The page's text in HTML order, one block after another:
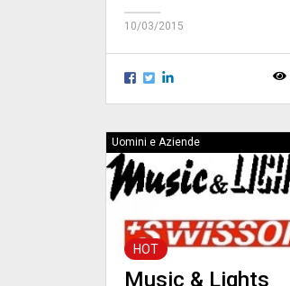
10/03/2015
Uomini e Aziende
HOT
Music & Lights